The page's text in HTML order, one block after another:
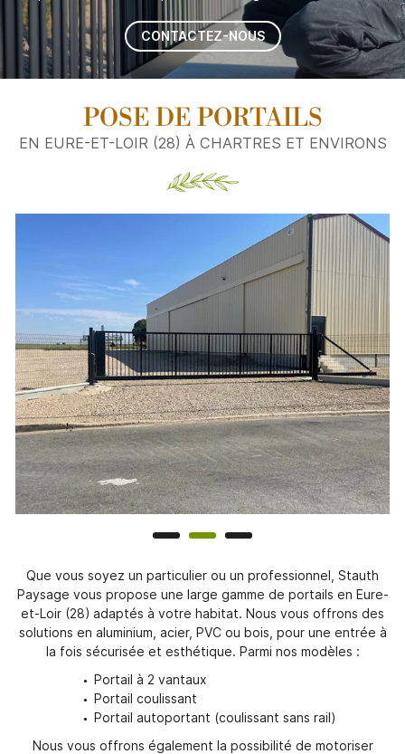
- ABATTAGE
DE JARDIN
AVIS
CONTACT
02 37 26 74
Rejoignez-
Restez
Inscription
CONTACTEZ-NOUS
POSE DE PORTAILS
EN EURE-ET-LOIR (28) À CHARTRES ET ENVIRONS
Que vous soyez un particulier ou un professionnel, Stauth
Paysage vous propose une large gamme de portails en Eure-
et-Loir (28) adaptés à votre habitat. Nous vous offrons des
solutions en aluminium, acier, PVC ou bois, pour une entrée à
la fois sécurisée et esthétique. Parmi nos modèles :
Portail à 2 vantaux
Portail coulissant
Portail autoportant (coulissant sans rail)
Nous vous offrons également la possibilité de motoriser